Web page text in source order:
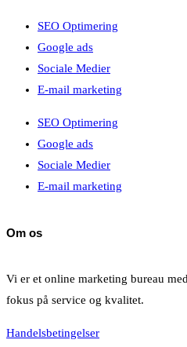
SEO Optimering
Google ads
Sociale Medier
E-mail marketing
SEO Optimering
Google ads
Sociale Medier
E-mail marketing
Om os
Vi er et online marketing bureau
fokus på service og kvalitet.
Handelsbetingelser